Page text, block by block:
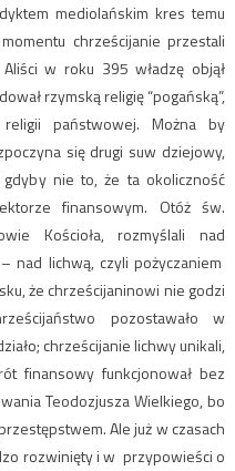
mediolańskim kres temu
chrześcijanie przestali
w roku 395 władzę objął
rzymską religię “pogańską”,
państwowej. Można by
się drugi suw dziejowy,
gdyby nie to, że ta okoliczność
finansowym. Otóż św.
Kościoła, rozmyślali nad
nad lichwą, czyli pożyczaniem
że chrześcijaninowi nie godzi
pozostawało w
chrześcijanie lichwy unikali,
finansowy funkcjonował bez
Teodozjusza Wielkiego, bo
Ale już w czasach
rozwinięty i w przypowieści o